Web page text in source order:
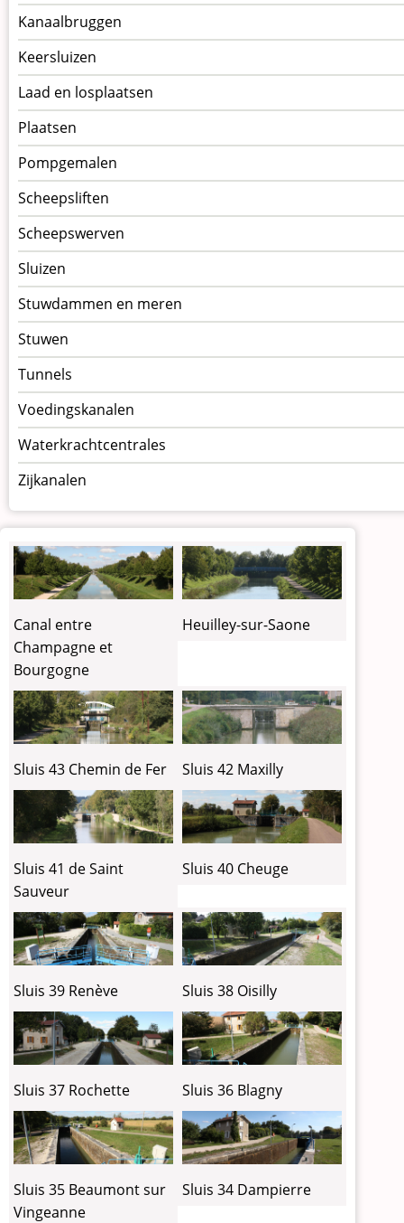
Kanaalbruggen
Keersluizen
Laad en losplaatsen
Plaatsen
Pompgemalen
Scheepsliften
Scheepswerven
Sluizen
Stuwdammen en meren
Stuwen
Tunnels
Voedingskanalen
Waterkrachtcentrales
Zijkanalen
Canal entre
Champagne et
Bourgogne
Heuilley-sur-Saone
Sluis 43 Chemin de Fer Sluis 42 Maxilly
Sluis 41 de Saint
Sauveur
Sluis 40 Cheuge
Sluis 39 Renève Sluis 38 Oisilly
Sluis 37 Rochette Sluis 36 Blagny
Sluis 35 Beaumont sur
Vingeanne
Sluis 34 Dampierre